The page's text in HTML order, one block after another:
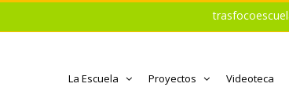
La Escuela Proyectos Videoteca